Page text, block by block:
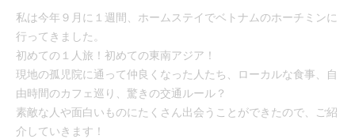
私は今年９月に１週間、ホームステイでベトナムのホーチミンに
行ってきました。
初めての１人旅！初めての東南アジア！
現地の孤児院に通って仲良くなった人たち、ローカルな食事、自
由時間のカフェ巡り、驚きの交通ルール？
素敵な人や面白いものにたくさん出会うことができたので、ご紹
介していきます！